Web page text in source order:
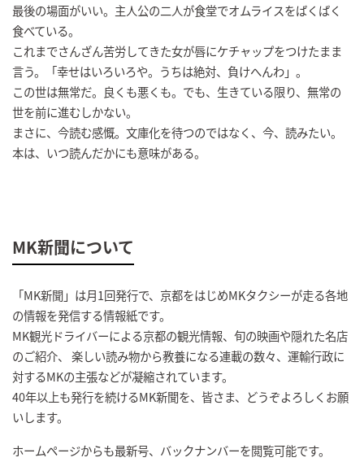
最後の場面がいい。主人公の二人が食堂でオムライスをばくばく
食べている。
これまでさんざん苦労してきた女が唇にケチャップをつけたまま
言う。「幸せはいろいろや。うちは絶対、負けへんわ」。
この世は無常だ。良くも悪くも。でも、生きている限り、無常の
世を前に進むしかない。
まさに、今読む感慨。文庫化を待つのではなく、今、読みたい。
本は、いつ読んだかにも意味がある。
MK新聞について
「MK新聞」は月1回発行で、京都をはじめMKタクシーが走る各地
の情報を発信する情報紙です。
MK観光ドライバーによる京都の観光情報、旬の映画や隠れた名店
のご紹介、 楽しい読み物から教養になる連載の数々、運輸行政に
対するMKの主張などが凝縮されています。
40年以上も発行を続けるMK新聞を、皆さま、どうぞよろしくお願
いします。
ホームページからも最新号、バックナンバーを閲覧可能です。